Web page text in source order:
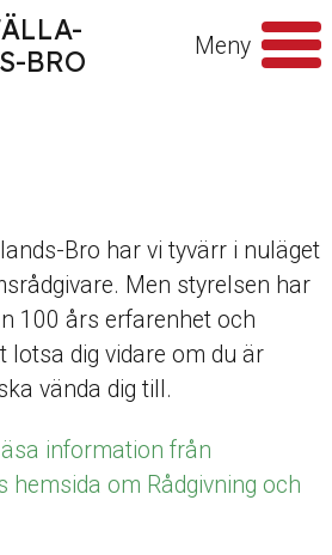
BRO
Meny
Bro har vi tyvärr i nuläget
Men styrelsen har
100 års erfarenhet och
lotsa dig vidare om du är
vända dig till.
information från
hemsida om Rådgivning och